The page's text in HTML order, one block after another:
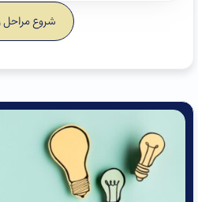
شروع مراحل